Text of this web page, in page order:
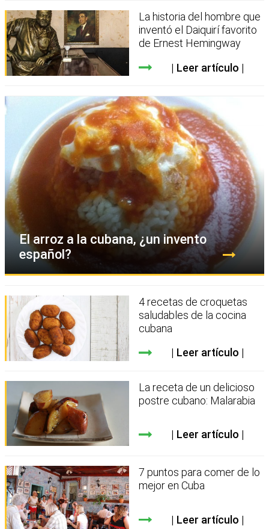
La historia del hombre que
inventó el Daiquirí favorito
de Ernest Hemingway
Leer artículo
El arroz a la cubana, ¿un invento
español?
4 recetas de croquetas
saludables de la cocina
cubana
Leer artículo
La receta de un delicioso
postre cubano: Malarabia
Leer artículo
7 puntos para comer de lo
mejor en Cuba
Leer artículo